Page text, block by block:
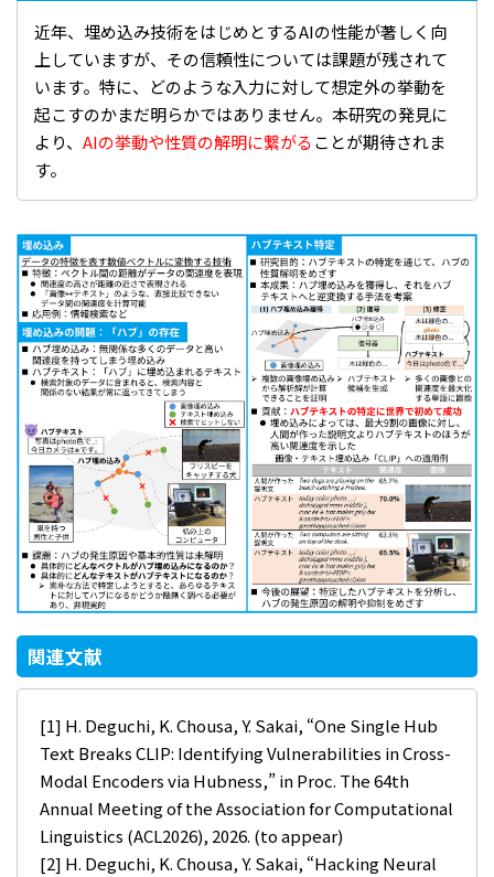
近年、埋め込み技術をはじめとするAIの性能が著しく向
上していますが、その信頼性については課題が残されて
います。特に、どのような入力に対して想定外の挙動を
起こすのかまだ明らかではありません。本研究の発見に
より、 AIの挙動や性質の解明に繋がることが期待されま
す。
関連文献
[1] H. Deguchi, K. Chousa, Y. Sakai, “One Single Hub
Text Breaks CLIP: Identifying Vulnerabilities in Cross-
Modal Encoders via Hubness,” in Proc. The 64th
Annual Meeting of the Association for Computational
Linguistics (ACL2026), 2026. (to appear)
[2] H. Deguchi, K. Chousa, Y. Sakai, “Hacking Neural